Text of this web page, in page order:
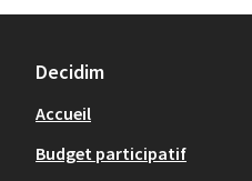
Decidim
Accueil
Budget participatif